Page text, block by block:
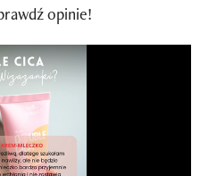
opinie!